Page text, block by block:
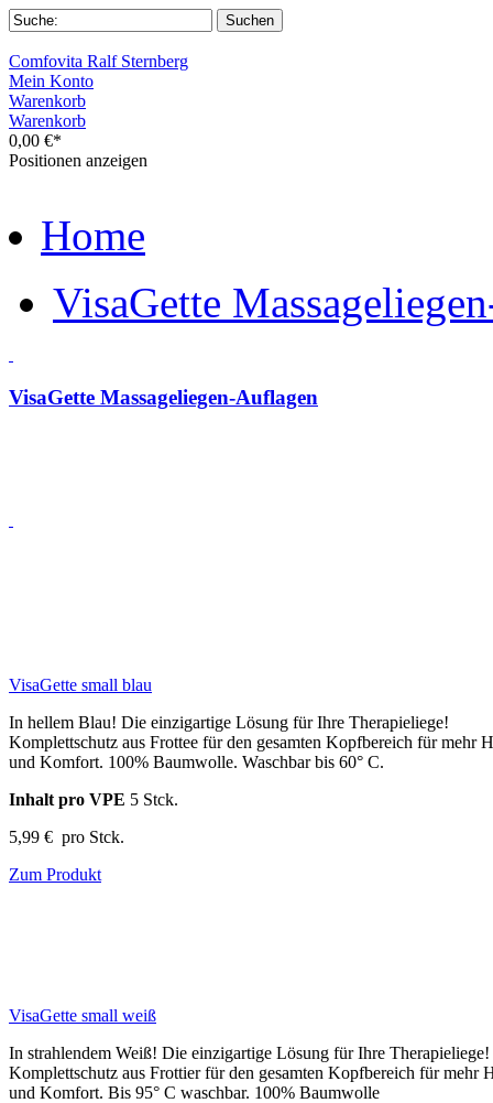
Comfovita Ralf Sternberg
Mein Konto
Warenkorb
Warenkorb
0,00 €*
Positionen anzeigen
Home
VisaGette
VisaGette Massageliegen-Auflagen
VisaGette small blau
In hellem Blau! Die einzigartige Lösung für Ihre Therapieliege!
Komplettschutz aus Frottee für den gesamten Kopfbereich für mehr
und Komfort. 100% Baumwolle. Waschbar bis 60° C.
Inhalt pro VPE 5 Stck.
5,99 € pro Stck.
Zum Produkt
VisaGette small weiß
In strahlendem Weiß! Die einzigartige Lösung für Ihre Therapieliege!
Komplettschutz aus Frottier für den gesamten Kopfbereich für mehr
und Komfort. Bis 95° C waschbar. 100% Baumwolle